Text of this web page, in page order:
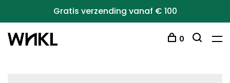
Gratis verzending vanaf € 100
0